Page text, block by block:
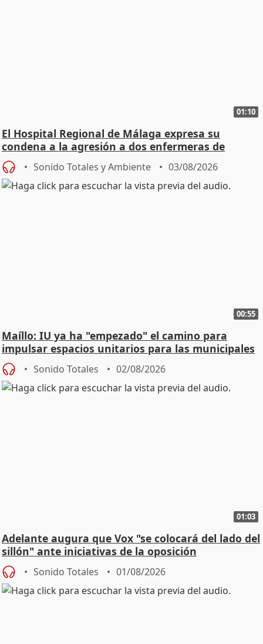
01:10
El Hospital Regional de Málaga expresa su
condena a la agresión a dos enfermeras de
Urgencias
Sonido Totales y Ambiente 03/08/2026
00:55
Maíllo: IU ya ha "empezado" el camino para
impulsar espacios unitarios para las municipales
Sonido Totales 02/08/2026
01:03
Adelante augura que Vox "se colocará del lado del
sillón" ante iniciativas de la oposición
Sonido Totales 01/08/2026